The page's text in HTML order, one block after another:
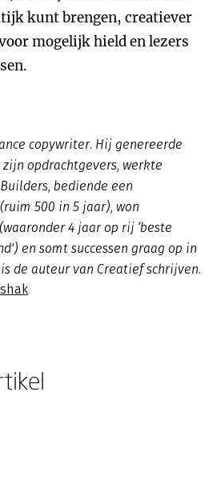
kunt brengen, creatiever
mogelijk hield en lezers
copywriter. Hij genereerde
opdrachtgevers, werkte
bediende een
500 in 5 jaar), won
4 jaar op rij ‘beste
en somt successen graag op in
de auteur van Creatief schrijven.